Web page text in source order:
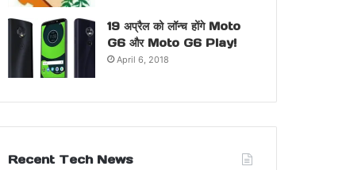
19 अप्रैल को लॉन्च होंगे Moto
G6 और Moto G6 Play!
April 6, 2018
Recent Tech News